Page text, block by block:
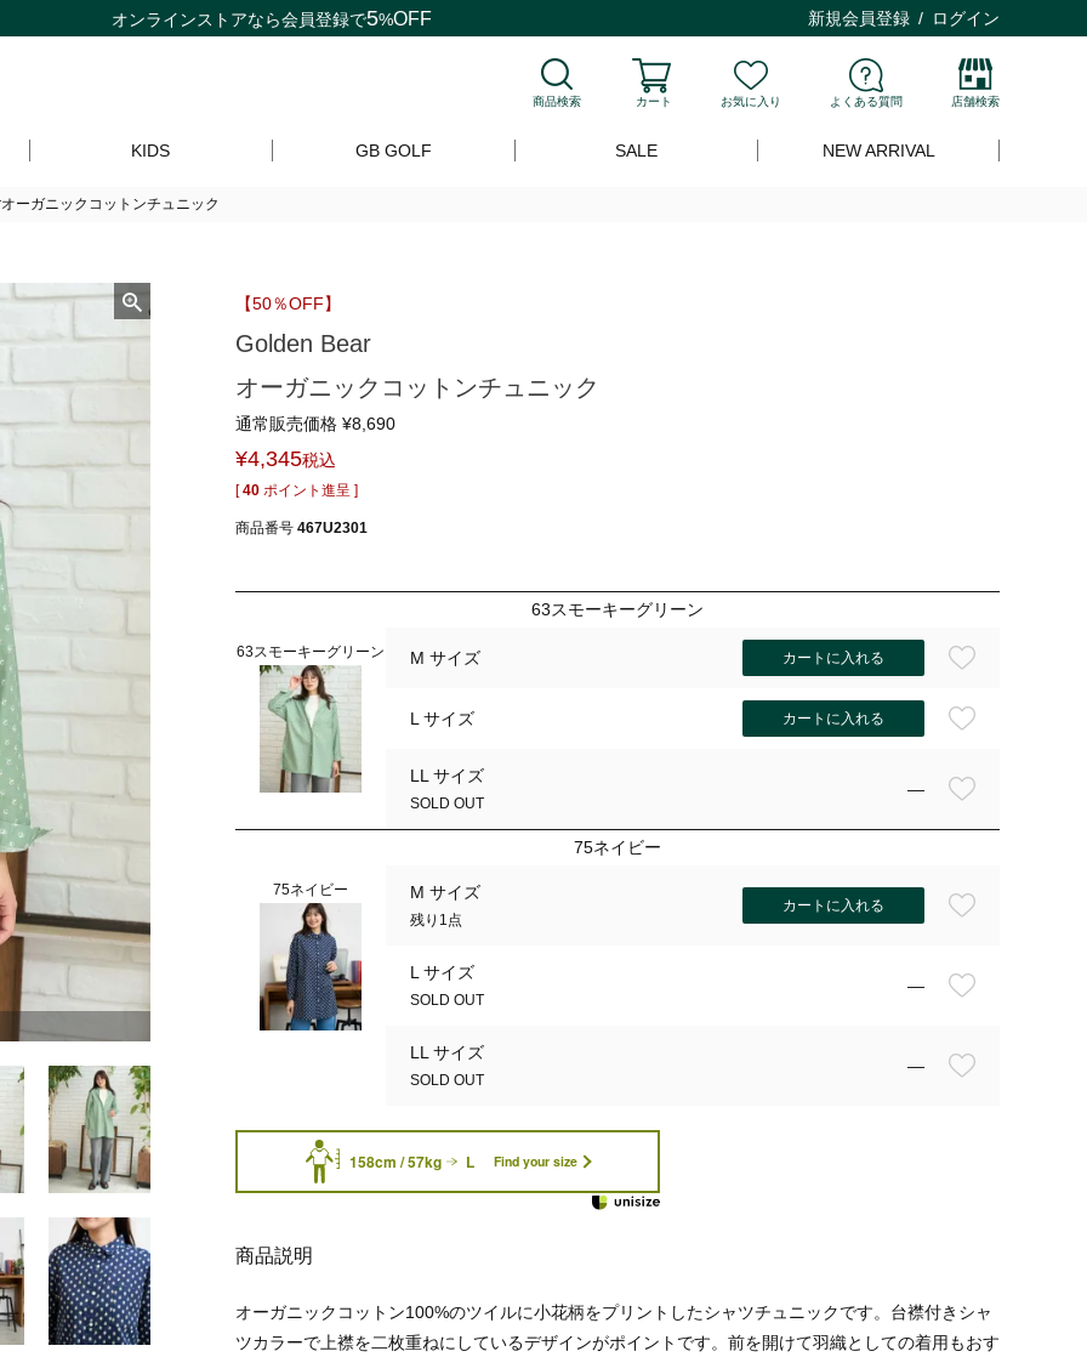
オンラインストアなら会員登録で5%OFF 新規会員登録 ログイン
商品検索 カート お気に入り よくある質問 店舗検索
KIDS GB GOLF SALE NEW ARRIVAL
ーガニックコットンチュニック
【50％OFF】
Golden Bear
オーガニックコットンチュニック
通常販売価格 ¥8,690
¥4,345税込
[ 40 ポイント進呈 ]
商品番号 467U2301
63スモーキーグリーン
63スモーキーグリーン M サイズ カートに入れる
L サイズ カートに入れる
LL サイズ
SOLD OUT
—
75ネイビー
75ネイビー M サイズ
残り1点
カートに入れる
L サイズ
SOLD OUT
—
LL サイズ
SOLD OUT
—
158cm / 57kg L Find your size
商品説明
オーガニックコットン100%のツイルに小花柄をプリントしたシャツチュニックです。台襟付きシャ
ツカラーで上襟を二枚重ねにしているデザインがポイントです。前を開けて羽織としての着用もおす